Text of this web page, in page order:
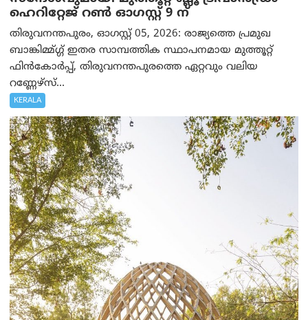
ഹെറിറ്റേജ് റൺ ഓഗസ്റ്റ് 9 ന്
തിരുവനന്തപുരം, ഓഗസ്റ്റ് 05, 2026: രാജ്യത്തെ പ്രമുഖ
ബാങ്കിമ്മ്ഗ്ഗ് ഇതര സാമ്പത്തിക സ്ഥാപനമായ മുത്തൂറ്റ്
ഫിൻകോർപ്പ്, തിരുവനന്തപുരത്തെ ഏറ്റവും വലിയ
റണ്ണേഴ്‌സ്...
KERALA